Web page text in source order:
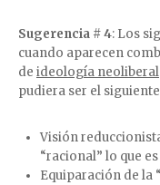
Sugerencia # 4: Los
cuando aparecen
de ideología neoliberal
pudiera ser el
Visión
“racional” lo que
Equiparación de la